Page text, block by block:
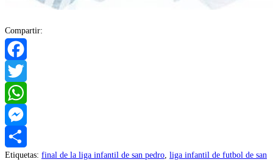
Compartir:
Facebook
Twitter
WhatsApp
Messenger
Compartir
Etiquetas: final de la liga infantil de san pedro, liga infantil de futbol de san